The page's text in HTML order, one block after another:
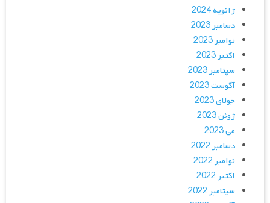
ژانویه 2024
دسامبر 2023
نوامبر 2023
اکتبر 2023
سپتامبر 2023
آگوست 2023
جولای 2023
ژوئن 2023
می 2023
دسامبر 2022
نوامبر 2022
اکتبر 2022
سپتامبر 2022